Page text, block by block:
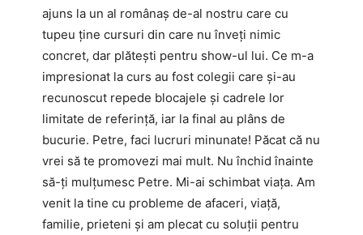
ajuns la un al românaș de-al nostru care cu
tupeu ține cursuri din care nu înveți nimic
concret, dar plătești pentru show-ul lui. Ce m-a
impresionat la curs au fost colegii care și-au
recunoscut repede blocajele și cadrele lor
limitate de referință, iar la final au plâns de
bucurie. Petre, faci lucruri minunate! Păcat că nu
vrei să te promovezi mai mult. Nu închid înainte
să-ți mulțumesc Petre. Mi-ai schimbat viața. Am
venit la tine cu probleme de afaceri, viață,
familie, prieteni și am plecat cu soluții pentru